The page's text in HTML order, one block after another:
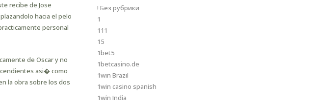
recibe de Jose
hacia el pelo
personal
de Oscar y no
asi� como
la obra sobre los dos
! Без рубрики
1
111
15
1bet5
1betcasino.de
1win Brazil
1win casino spanish
1win India